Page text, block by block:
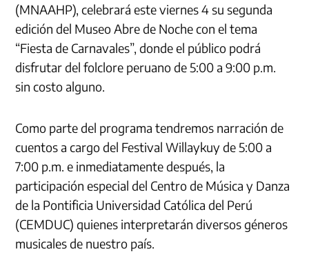
(MNAAHP), celebrará este viernes 4 su segunda
edición del Museo Abre de Noche con el tema
“Fiesta de Carnavales”, donde el público podrá
disfrutar del folclore peruano de 5:00 a 9:00 p.m.
sin costo alguno.
Como parte del programa tendremos narración de
cuentos a cargo del Festival Willaykuy de 5:00 a
7:00 p.m. e inmediatamente después, la
participación especial del Centro de Música y Danza
de la Pontificia Universidad Católica del Perú
(CEMDUC) quienes interpretarán diversos géneros
musicales de nuestro país.